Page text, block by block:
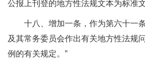
公报上刊登的地方性法规文本为标准
十八、增加一条，作为第六十一条
及其常务委员会作出有关地方性法规
例的有关规定。”